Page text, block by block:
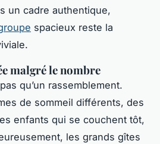
un cadre authentique,
spacieux reste la
malgré le nombre
qu’un rassemblement.
de sommeil différents, des
enfants qui se couchent tôt,
les grands gîtes